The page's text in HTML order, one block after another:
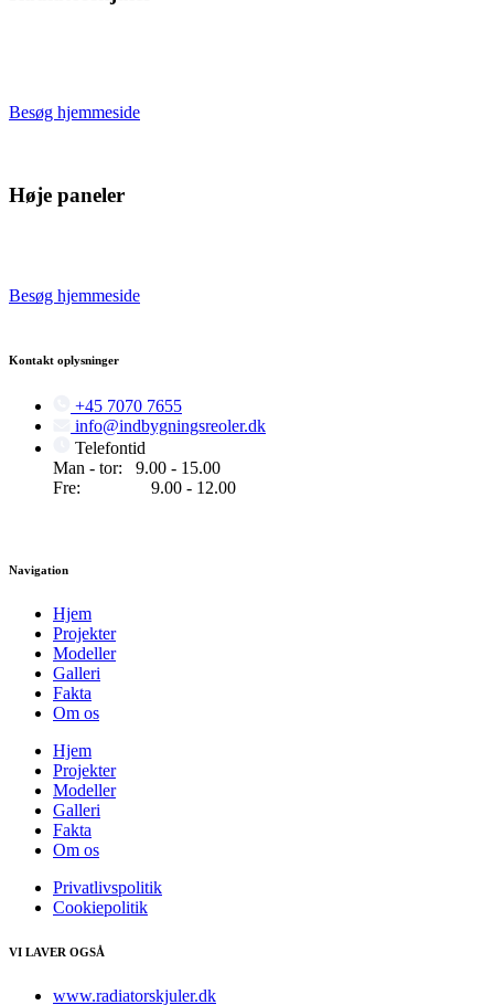
Besøg hjemmeside
Høje paneler
Besøg hjemmeside
Kontakt oplysninger
+45 7070 7655
info@indbygningsreoler.dk
Telefontid
Man - tor: 9.00 - 15.00
Fre: 9.00 - 12.00
Navigation
Hjem
Projekter
Modeller
Galleri
Fakta
Om os
Hjem
Projekter
Modeller
Galleri
Fakta
Om os
Privatlivspolitik
Cookiepolitik
VI LAVER OGSÅ
www.radiatorskjuler.dk